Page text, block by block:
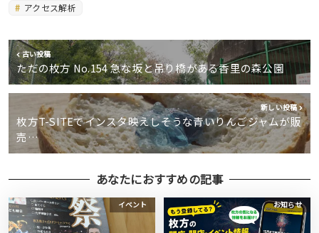
アクセス解析
古い投稿
ただの枚方 No.154 急な坂と吊り橋がある香里の森公園
新しい投稿
枚方T-SITEでインスタ映えしそうな青いりんごジャムが販
売…
あなたにおすすめの記事
イベント お知らせ